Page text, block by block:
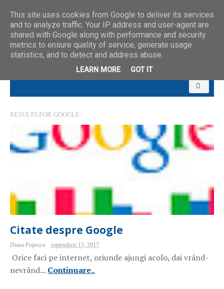
RESULTS FOR GOOGLE
Citate despre Google
Diana Popescu septembrie 13, 2017
Orice faci pe internet, oriunde ajungi acolo, dai vrând-
nevrând... Continuare..
This site uses cookies from Google to deliver its services
and to analyze traffic. Your IP address and user-agent are
shared with Google along with performance and security
metrics to ensure quality of service, generate usage
statistics, and to detect and address abuse.
LEARN MORE GOT IT